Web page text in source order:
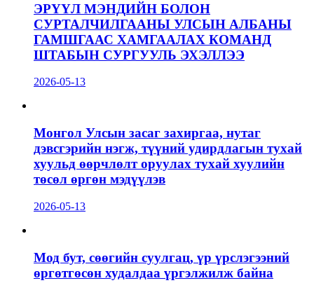
ЭРҮҮЛ МЭНДИЙН БОЛОН
СУРТАЛЧИЛГААНЫ УЛСЫН АЛБАНЫ
ГАМШГААС ХАМГААЛАХ КОМАНД
ШТАБЫН СУРГУУЛЬ ЭХЭЛЛЭЭ
2026-05-13
Монгол Улсын засаг захиргаа, нутаг
дэвсгэрийн нэгж, түүний удирдлагын тухай
хуульд өөрчлөлт оруулах тухай хуулийн
төсөл өргөн мэдүүлэв
2026-05-13
Мод бут, сөөгийн суулгац, үр үрслэгээний
өргөтгөсөн худалдаа үргэлжилж байна